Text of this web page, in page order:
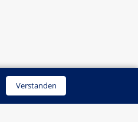
Verstanden